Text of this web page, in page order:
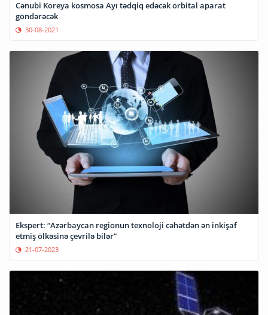
Cənubi Koreya kosmosa Ayı tədqiq edəcək orbital aparat
göndərəcək
30-08-2021
Ekspert: “Azərbaycan regionun texnoloji cəhətdən ən inkişaf
etmiş ölkəsinə çevrilə bilər”
21-07-2023